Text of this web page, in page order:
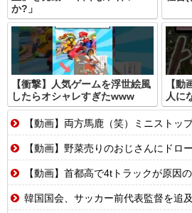
か?」
【衝撃】人気ゲームを浮世絵風
したらオシャレすぎたwww
【
人に
【動画】両方馬鹿（笑）ミニストップでトラッ
【動画】野菜売りのおじさんにドローン
【動画】首都高で4tトラックが原因の玉突き事故
韓国国会、サッカー前代表監督を追